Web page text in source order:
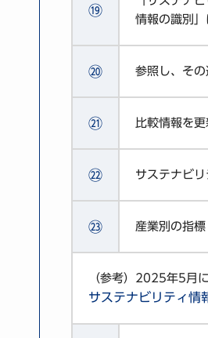
⑲
情報の識別
⑳ 参照し、そ
㉑ 比較情報を
㉒ サステナビ
㉓ 産業別の指標
（参考）2025年5月
サステナビリティ情